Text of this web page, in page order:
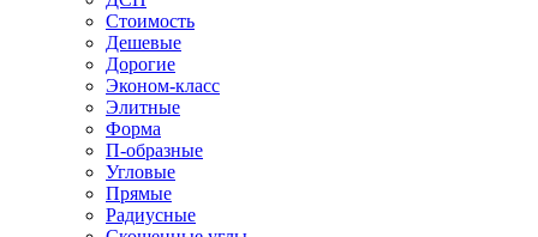
Стоимость
Дешевые
Дорогие
Эконом-класс
Элитные
Форма
П-образные
Угловые
Прямые
Радиусные